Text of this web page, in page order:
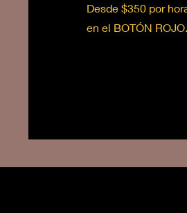
Desde $350 por
en el BOTÓN ROJO.